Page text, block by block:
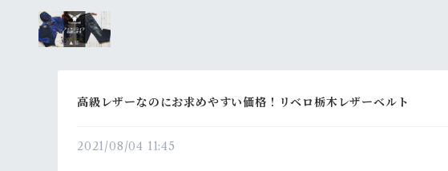
高級レザーなのにお求めやすい価格！リベロ栃木レザーベルト
2021/08/04 11:45